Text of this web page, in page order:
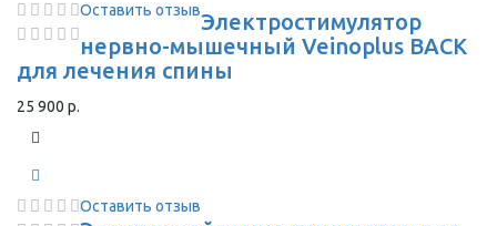
Оставить отзывЭлектростимулятор
нервно-мышечный Veinoplus BACK
для лечения спины
25 900 р.
Оставить отзыв